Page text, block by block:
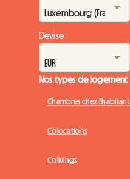
Devise
Nos types de logement
Chambres chez l'habitant
Colocations
Colivings